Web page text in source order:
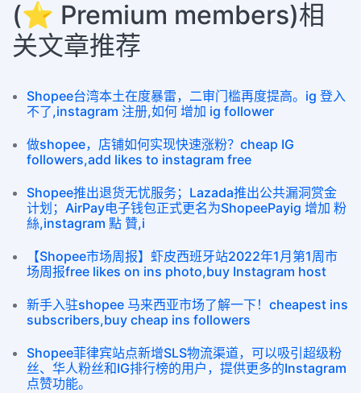
(⭐ Premium members)相
关文章推荐
Shopee台湾本土在度暴雷，二审门槛再度提高。ig 登入
不了,instagram 注册,如何 增加 ig follower
做shopee，店铺如何实现快速涨粉？​cheap IG
followers,add likes to instagram free
Shopee推出退货无忧服务；Lazada推出公共漏洞赏金
计划；AirPay电子钱包正式更名为ShopeePayig 增加 粉
絲,instagram 點 贊,i
【Shopee市场周报】虾皮西班牙站2022年1月第1周市
场周报free likes on ins photo,buy Instagram host
新手入驻shopee 马来西亚市场了解一下！cheapest ins
subscribers,buy cheap ins followers
Shopee菲律宾站点新增SLS物流渠道，可以吸引超级粉
丝、华人粉丝和IG排行榜的用户，提供更多的Instagram
点赞功能。